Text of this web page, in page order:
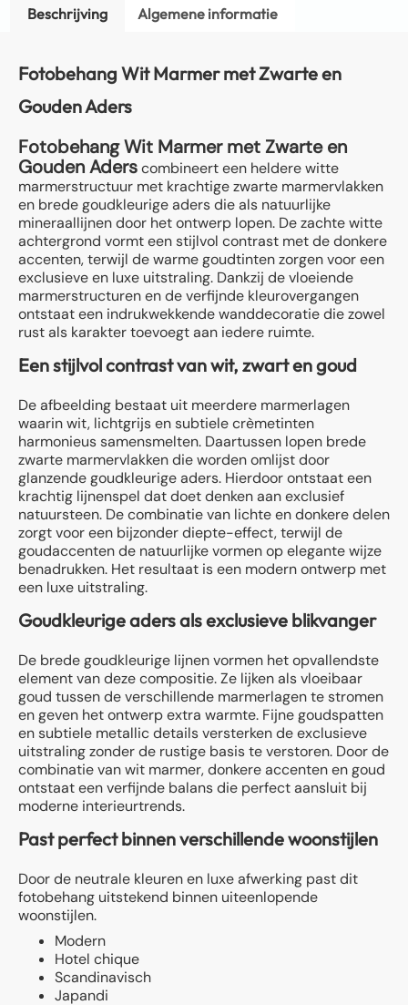
Beschrijving Algemene informatie
Fotobehang Wit Marmer met Zwarte en
Gouden Aders
Fotobehang Wit Marmer met Zwarte en
Gouden Aderscombineert een heldere witte
marmerstructuur met krachtige zwarte marmervlakken
en brede goudkleurige aders die als natuurlijke
mineraallijnen door het ontwerp lopen. De zachte witte
achtergrond vormt een stijlvol contrast met de donkere
accenten, terwijl de warme goudtinten zorgen voor een
exclusieve en luxe uitstraling. Dankzij de vloeiende
marmerstructuren en de verfijnde kleurovergangen
ontstaat een indrukwekkende wanddecoratie die zowel
rust als karakter toevoegt aan iedere ruimte.
Een stijlvol contrast van wit, zwart en goud
De afbeelding bestaat uit meerdere marmerlagen
waarin wit, lichtgrijs en subtiele crèmetinten
harmonieus samensmelten. Daartussen lopen brede
zwarte marmervlakken die worden omlijst door
glanzende goudkleurige aders. Hierdoor ontstaat een
krachtig lijnenspel dat doet denken aan exclusief
natuursteen. De combinatie van lichte en donkere delen
zorgt voor een bijzonder diepte-effect, terwijl de
goudaccenten de natuurlijke vormen op elegante wijze
benadrukken. Het resultaat is een modern ontwerp met
een luxe uitstraling.
Goudkleurige aders als exclusieve blikvanger
De brede goudkleurige lijnen vormen het opvallendste
element van deze compositie. Ze lijken als vloeibaar
goud tussen de verschillende marmerlagen te stromen
en geven het ontwerp extra warmte. Fijne goudspatten
en subtiele metallic details versterken de exclusieve
uitstraling zonder de rustige basis te verstoren. Door de
combinatie van wit marmer, donkere accenten en goud
ontstaat een verfijnde balans die perfect aansluit bij
moderne interieurtrends.
Past perfect binnen verschillende woonstijlen
Door de neutrale kleuren en luxe afwerking past dit
fotobehang uitstekend binnen uiteenlopende
woonstijlen.
Modern
Hotel chique
Scandinavisch
Japandi